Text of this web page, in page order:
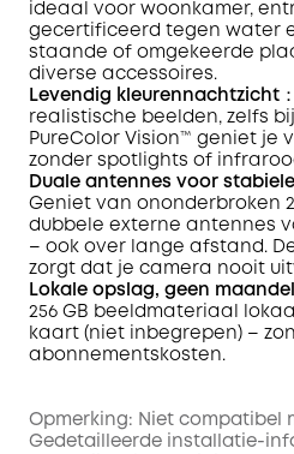
ideaal voor woonkamer,
gecertificeerd tegen water
staande of omgekeerde
diverse accessoires.
Levendig kleurennachtzicht
realistische beelden, zelfs
PureColor Vision™ geniet je
zonder spotlights of
Duale antennes voor
Geniet van ononderbroken
dubbele externe antennes
– ook over lange afstand.
zorgt dat je camera nooit
Lokale opslag, geen
256 GB beeldmateriaal
kaart (niet inbegrepen) –
abonnementskosten.
Opmerking: Niet compatibel
Gedetailleerde installatie-